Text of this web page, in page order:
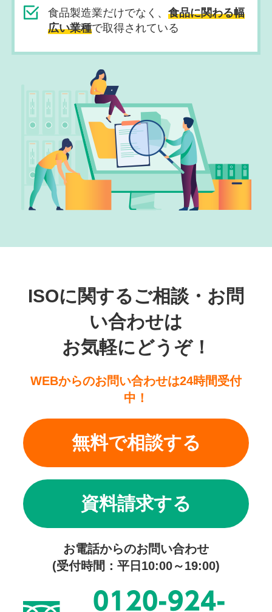
食品製造業だけでなく、 食品に関わる幅
広い業種で取得されている
ISOに関するご相談・お問
い合わせは
お気軽にどうぞ！
WEBからのお問い合わせは24時間受付
中！
無料で相談する
資料請求する
お電話からのお問い合わせ
(受付時間：平日10:00～19:00)
0120-924-